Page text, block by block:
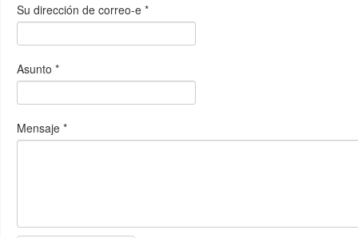
Su dirección de correo-e *
Asunto *
Mensaje *